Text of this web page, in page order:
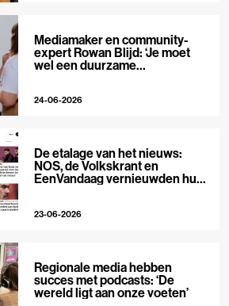
Mediamaker en community-
expert Rowan Blijd: ‘Je moet
wel een duurzame
24-06-2026
De etalage van het nieuws:
NOS, de Volkskrant en
EenVandaag vernieuwden hun
23-06-2026
Regionale media hebben
succes met podcasts: ‘De
wereld ligt aan onze voeten’